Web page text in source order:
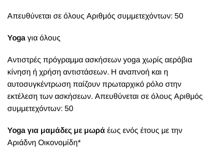
Απευθύνεται σε όλους Αριθμός συμμετεχόντων: 50
Yoga για όλους
Αντιστρές πρόγραμμα ασκήσεων yoga χωρίς αερόβια
κίνηση ή χρήση αντιστάσεων. Η αναπνοή και η
αυτοσυγκέντρωση παίζουν πρωταρχικό ρόλο στην
εκτέλεση των ασκήσεων. Απευθύνεται σε όλους Αριθμός
συμμετεχόντων: 50
Yoga για μαμάδες με μωρά έως ενός έτους με την
Αριάδνη Οικονομίδη*